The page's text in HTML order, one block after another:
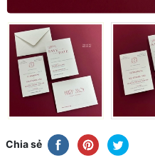
Chia sẻ